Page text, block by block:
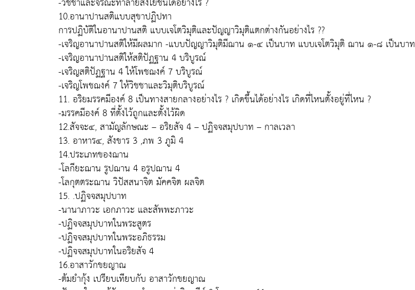
10.อานาปานสติแบบสุขาปฏิปทา
การปฏิบัติในอานาปานสติ แบบเจโตวิมุติและปัญญาวิมุติแตกต่างกันอย่างไร ??
-เจริญอานาปานสติให้มีผลมาก -แบบปัญญาวิมุติมีฌาน ๑-๔ เป็นบาท แบบเจโตวิมุติ ฌาน ๑-๘ เป็นบาท
-เจริญอานาปานสติให้สติปัฏฐาน 4 บริบูรณ์
-เจริญสติปัฏฐาน 4 ให้โพชฌงค์ 7 บริบูรณ์
-เจริญโพชฌงค์ 7 ให้วิชชาและวิมุติบริบูรณ์
11. อริยมรรคมีองค์ 8 เป็นทางสายกลางอย่างไร ? เกิดขึ้นได้อย่างไร เกิดที่ไหนตั้งอยู่ที่ไหน ?
-มรรคมีองค์ 8 ที่ตั้งไว้ถูกและตั้งไว้ผิด
12.สัจจะ๔, สามัญลักษณะ – อริยสัจ 4 – ปฏิจจสมุปบาท – กาลเวลา
13. อาหาร๔, สังขาร 3 ,ภพ 3 ภูมิ 4
14.ประเภทของฌาน
-โลกียะฌาน รูปฌาน 4 อรูปฌาน 4
-โลกุตตระฌาน วิปัสสนาจิต มัคคจิต ผลจิต
15. .ปฏิจจสมุปบาท
-นานาภาวะ เอกภาวะ และสัพพะภาวะ
-ปฏิจจสมุปบาทในพระสูตร
-ปฏิจจสมุปบาทในพระอภิธรรม
-ปฏิจจสมุปบาทในอริยสัจ 4
16.อาสาวักขยญาณ
-ต้มยำกุ้ง เปรียบเทียบกับ อาสาวักขยญาณ